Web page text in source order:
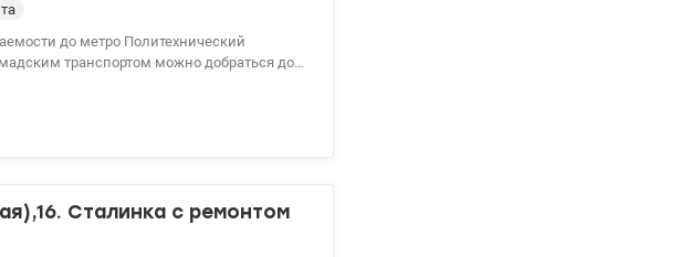
до метро Политехнический
транспортом можно добраться до
Сталинка с ремонтом